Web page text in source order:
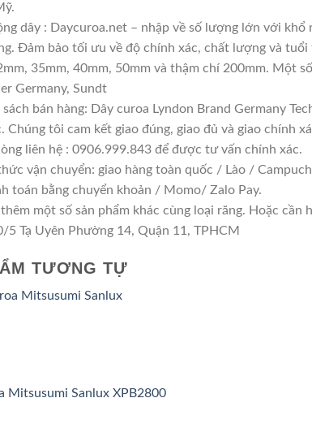
dây : Daycuroa.net – nhập về số lượng lớn với
Đảm bảo tối ưu về độ chính xác, chất lượng và
35mm, 40mm, 50mm và thậm chí 200mm. Một
Germany, Sundt
bán hàng: Dây curoa Lyndon Brand Germany
Chúng tôi cam kết giao đúng, giao đủ và giao chính
liên hệ : 0906.999.843 để được tư vấn chính xác.
vận chuyển: giao hàng toàn quốc / Lào /
toán bằng chuyển khoản / Momo/ Zalo Pay.
một số sản phẩm khác cùng loại răng. Hoặc
5 Tạ Uyên Phường 14, Quận 11, TPHCM
TƯƠNG TỰ
Mitsusumi Sanlux XPB2800